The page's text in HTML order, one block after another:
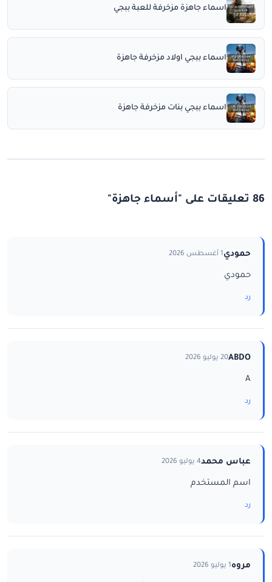
اسماء جاهزة مزخرفة للعبة ببجي
اسماء ببجي اولاد مزخرفة جاهزة
اسماء ببجي بنات مزخرفة جاهزة
86 تعليقات على "أسماء جاهزة"
حمودي1 أغسطس 2026
حمودي
رد
ABDO20 يوليو 2026
A
رد
عباس محمد4 يوليو 2026
اسم المستخدم
رد
مروه1 يوليو 2026